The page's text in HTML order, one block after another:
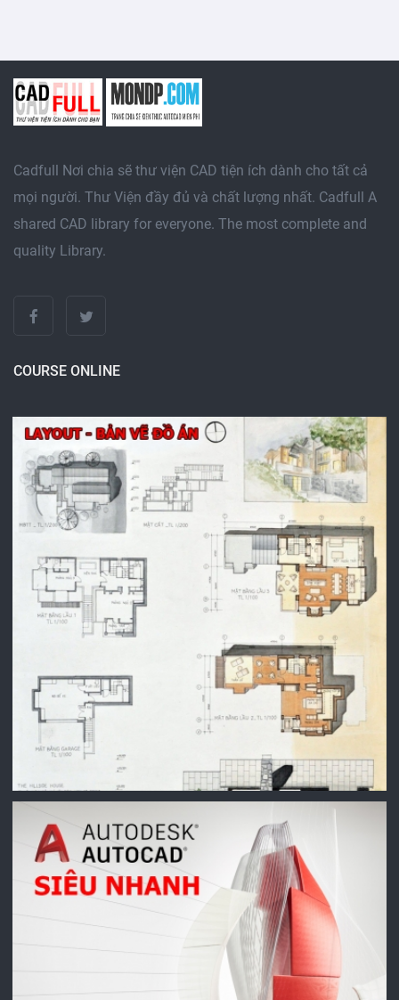
Cadfull Nơi chia sẽ thư viện CAD tiện ích dành cho tất cả
mọi người. Thư Viện đầy đủ và chất lượng nhất. Cadfull A
shared CAD library for everyone. The most complete and
quality Library.
COURSE ONLINE